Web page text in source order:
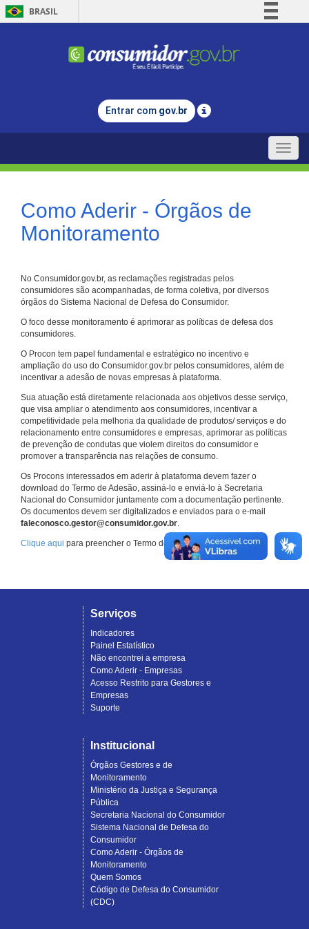
BRASIL
Comunica BR
Legislação
Entrar com gov.br
Toggle
Como Aderir - Órgãos de
Monitoramento
No Consumidor.gov.br, as reclamações registradas pelos
consumidores são acompanhadas, de forma coletiva, por diversos
órgãos do Sistema Nacional de Defesa do Consumidor.
O foco desse monitoramento é aprimorar as políticas de defesa dos
consumidores.
O Procon tem papel fundamental e estratégico no incentivo e
ampliação do uso do Consumidor.gov.br pelos consumidores, além de
incentivar a adesão de novas empresas à plataforma.
Sua atuação está diretamente relacionada aos objetivos desse serviço,
que visa ampliar o atendimento aos consumidores, incentivar a
competitividade pela melhoria da qualidade de produtos/ serviços e do
relacionamento entre consumidores e empresas, aprimorar as políticas
de prevenção de condutas que violem direitos do consumidor e
promover a transparência nas relações de consumo.
Os Procons interessados em aderir à plataforma devem fazer o
download do Termo de Adesão, assiná-lo e enviá-lo à Secretaria
Nacional do Consumidor juntamente com a documentação pertinente.
Os documentos devem ser digitalizados e enviados para o e-mail
faleconosco.gestor@consumidor.gov.br.
Clique aqui para preencher o Termo de Adesão.
Serviços
Indicadores
Painel Estatístico
Não encontrei a empresa
Como Aderir - Empresas
Acesso Restrito para Gestores e
Empresas
Suporte
Institucional
Órgãos Gestores e de
Monitoramento
Ministério da Justiça e Segurança
Pública
Secretaria Nacional do Consumidor
Sistema Nacional de Defesa do
Consumidor
Como Aderir - Órgãos de
Monitoramento
Quem Somos
Código de Defesa do Consumidor
(CDC)